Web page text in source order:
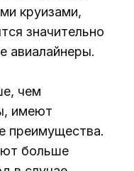
круизами,
значительно
авиалайнеры.
чем
имеют
преимущества.
больше